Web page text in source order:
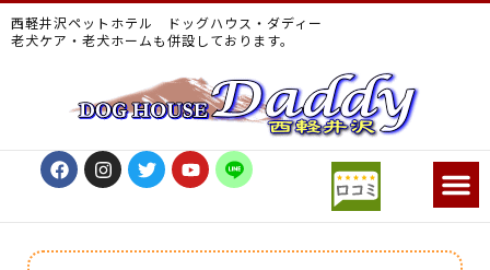
西軽井沢ペットホテル ドッグハウス・ダディー
老犬ケア・老犬ホームも併設しております。